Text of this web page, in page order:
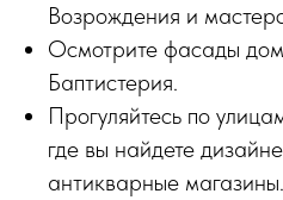
Возрождения и
Осмотрите фасады
Баптистерия.
Прогуляйтесь по
где вы найдете
антикварные магазины.